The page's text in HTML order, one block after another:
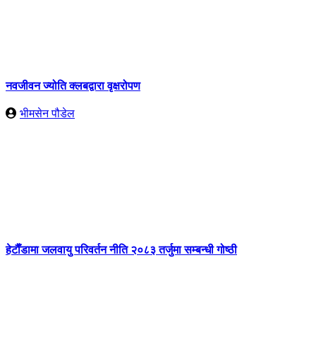
नवजीवन ज्योति क्लबद्वारा वृक्षरोपण
भीमसेन पौडेल
हेटाैँडामा जलवायु परिवर्तन नीति २०८३ तर्जुमा सम्बन्धी गोष्ठी